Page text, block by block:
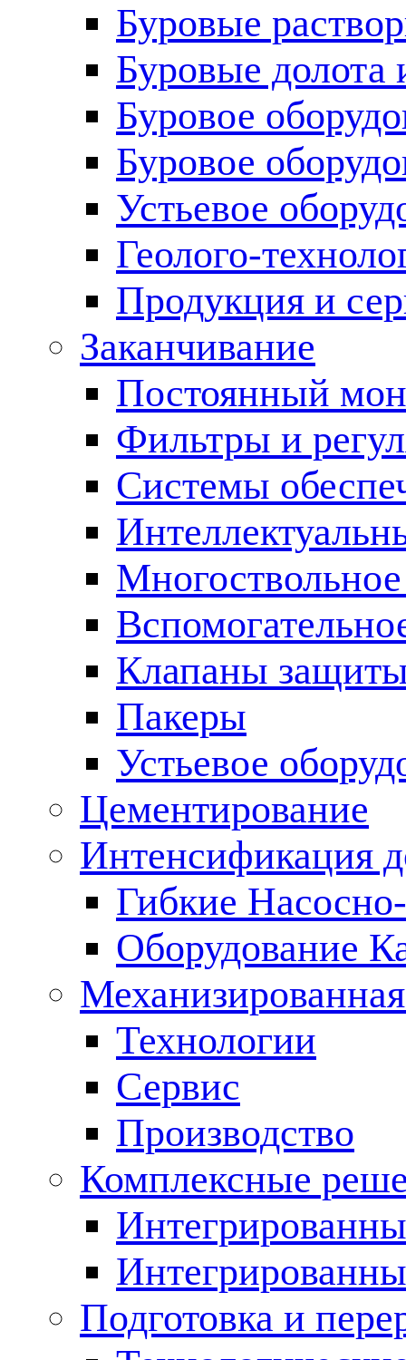
Буровые
Буровые долота
Буровое
Буровое
Устьевое
Геолого-
Продукция и
Заканчивание
Постоянный
Фильтры и
Cистемы
Клапаны
Пакеры
Устьевое
Цементирование
Интенсификация
Гибкие
Оборудование
Технологии
Сервис
Производство
Комплексные
Подготовка и